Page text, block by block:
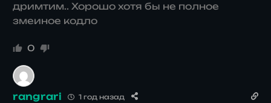
дримтим.. Хорошо хотя бы не полное
змеиное кодло
0
rangrari 1 год назад